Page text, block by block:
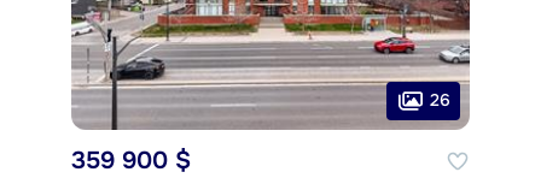
26
359 900 $